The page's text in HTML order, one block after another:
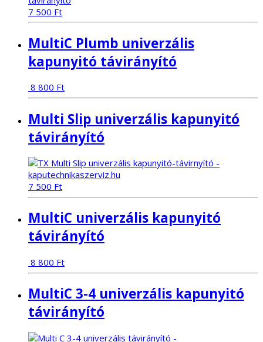
7 500 Ft
MultiC Plumb univerzális
kapunyitó távirányító
8 800 Ft
Multi Slip univerzális kapunyitó
távirányító
7 500 Ft
MultiC univerzális kapunyitó
távirányító
8 800 Ft
MultiC 3-4 univerzális kapunyitó
távirányító